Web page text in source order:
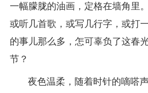
一幅朦胧的油画，定格在墙角里
或听几首歌，或写几行字，或打
的事儿那么多，怎可辜负了这春
节？
夜色温柔，随着时针的嘀嗒